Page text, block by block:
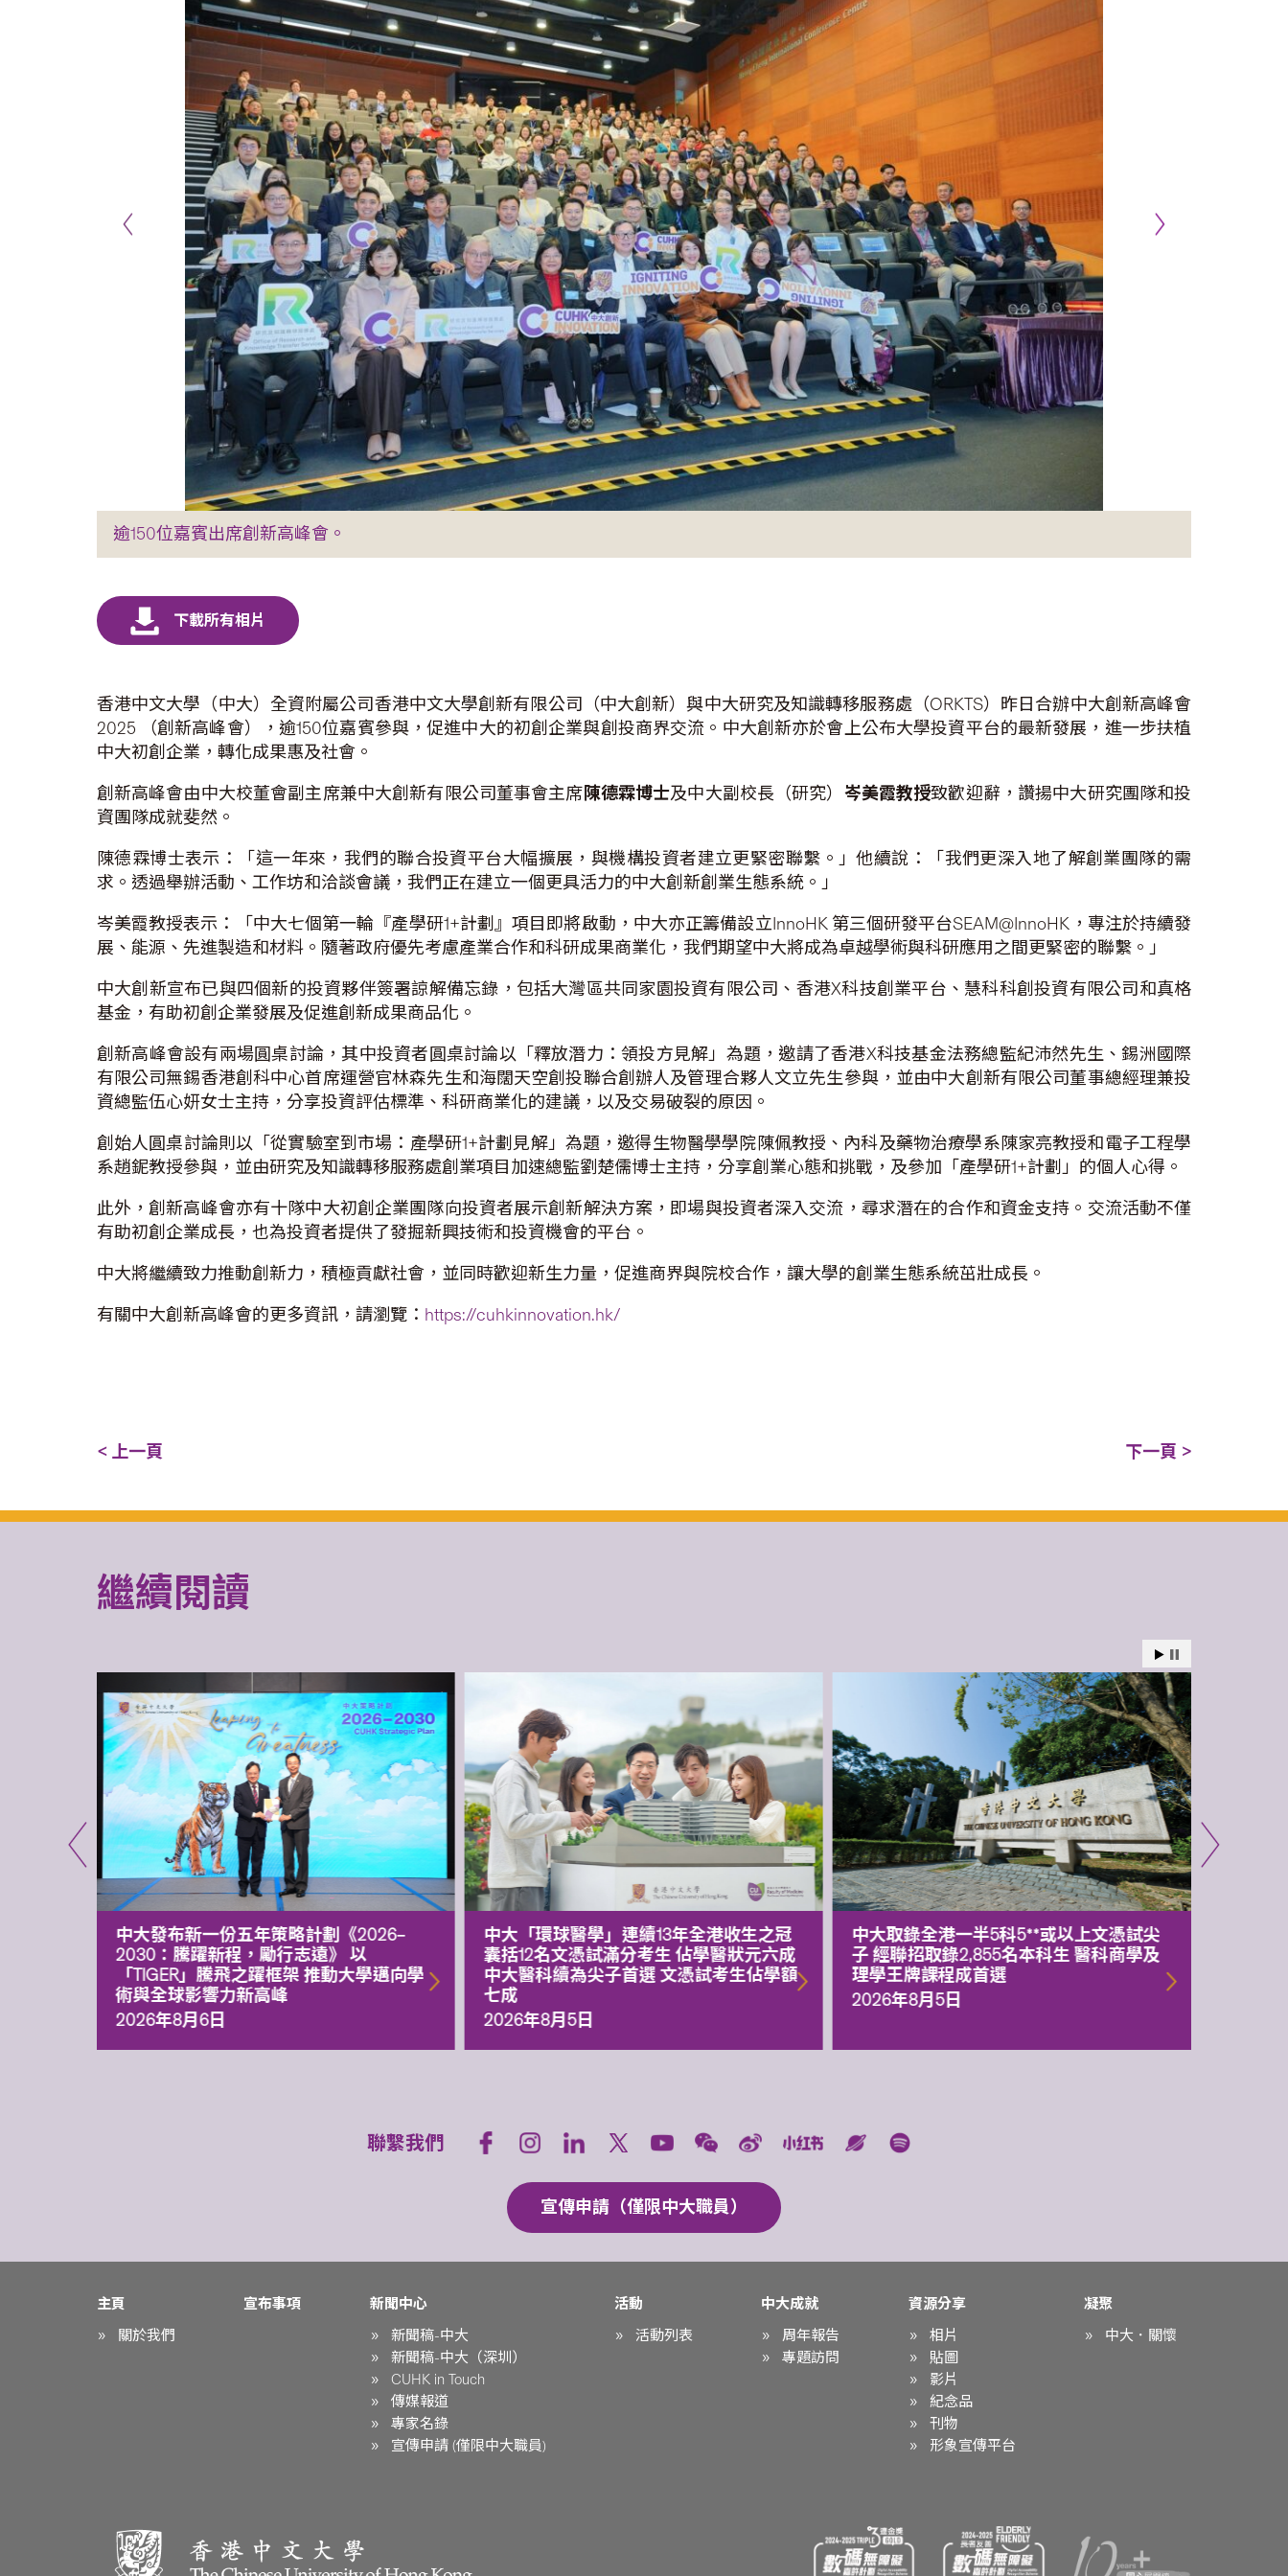
逾150位嘉賓出席創新高峰會。
香港中文大學（中大）全資附屬公司香港中文大學創新有限公司（中大創新）與中大研究及知識轉移服務處（ORKTS）昨日合辦中大創新高峰會
2025 （創新高峰會），逾150位嘉賓參與，促進中大的初創企業與創投商界交流。中大創新亦於會上公布大學投資平台的最新發展，進一步扶植
中大初創企業，轉化成果惠及社會。
創新高峰會由中大校董會副主席兼中大創新有限公司董事會主席陳德霖博士及中大副校長（研究） 岑美霞教授致歡迎辭，讚揚中大研究團隊和投
資團隊成就斐然。
陳德霖博士表示：「這一年來，我們的聯合投資平台大幅擴展，與機構投資者建立更緊密聯繫。」他續說：「我們更深入地了解創業團隊的需
求。透過舉辦活動、工作坊和洽談會議，我們正在建立一個更具活力的中大創新創業生態系統。」
岑美霞教授表示：「中大七個第一輪『產學研1+計劃』項目即將啟動，中大亦正籌備設立InnoHK 第三個研發平台SEAM@InnoHK，專注於持續發
展、能源、先進製造和材料。隨著政府優先考慮產業合作和科研成果商業化，我們期望中大將成為卓越學術與科研應用之間更緊密的聯繫。」
中大創新宣布已與四個新的投資夥伴簽署諒解備忘錄，包括大灣區共同家園投資有限公司、香港X科技創業平台、慧科科創投資有限公司和真格
基金，有助初創企業發展及促進創新成果商品化。
創新高峰會設有兩場圓桌討論，其中投資者圓桌討論以「釋放潛力：領投方見解」為題，邀請了香港X科技基金法務總監紀沛然先生、錫洲國際
有限公司無錫香港創科中心首席運營官林森先生和海闊天空創投聯合創辦人及管理合夥人文立先生參與，並由中大創新有限公司董事總經理兼投
資總監伍心妍女士主持，分享投資評估標準、科研商業化的建議，以及交易破裂的原因。
創始人圓桌討論則以「從實驗室到市場：產學研1+計劃見解」為題，邀得生物醫學學院陳佩教授、內科及藥物治療學系陳家亮教授和電子工程學
系趙鈮教授參與，並由研究及知識轉移服務處創業項目加速總監劉楚儒博士主持，分享創業心態和挑戰，及參加「產學研1+計劃」的個人心得。
此外，創新高峰會亦有十隊中大初創企業團隊向投資者展示創新解決方案，即場與投資者深入交流，尋求潛在的合作和資金支持。交流活動不僅
有助初創企業成長，也為投資者提供了發掘新興技術和投資機會的平台。
中大將繼續致力推動創新力，積極貢獻社會，並同時歡迎新生力量，促進商界與院校合作，讓大學的創業生態系統茁壯成長。
有關中大創新高峰會的更多資訊，請瀏覽： https://cuhkinnovation.hk/
< 上一頁 下一頁 >
繼續閱讀
中大發布新一份五年策略計劃《2026‒
2030：騰躍新程，勵行志遠》 以
「TIGER」騰飛之躍框架 推動大學邁向學
術與全球影響力新高峰
2026年8月6日
中大「環球醫學」連續13年全港收生之冠
囊括12名文憑試滿分考生 佔學醫狀元六成
中大醫科續為尖子首選 文憑試考生佔學額
七成
2026年8月5日
中大取錄全港一半5科5**或以上文憑試尖
子 經聯招取錄2,855名本科生 醫科商學及
理學王牌課程成首選
2026年8月5日
聯繫我們
宣傳申請（僅限中大職員）
主頁
關於我們
宣布事項
新聞中心
新聞稿-中大
新聞稿-中大（深圳）
CUHK in Touch
傳媒報道
專家名錄
宣傳申請 (僅限中大職員)
活動
活動列表
中大成就
周年報告
專題訪問
資源分享
相片
貼圖
影片
紀念品
刊物
形象宣傳平台
凝聚
中大．關懷